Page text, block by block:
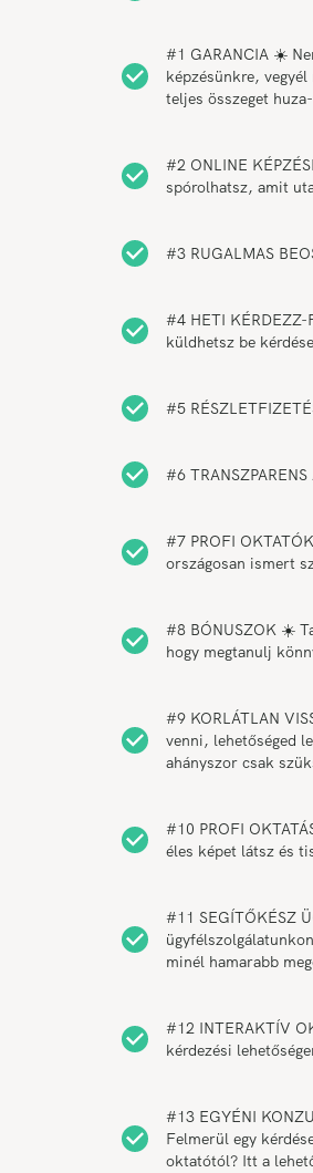
#1 GARANCIA ☀️
képzésünkre,
teljes összeget
#2 ONLINE
spórolhatsz, amit
#3 RUGALMAS
#4 HETI
küldhetsz be
#5
#6
#7 PROFI
országosan ismert
#8 BÓNUSZOK ☀️
hogy megtanulj
#9 KORLÁTLAN
venni, lehetőséged
ahányszor csak
#10 PROFI
éles képet látsz és
#11 SEGÍTŐKÉSZ
minél hamarabb
#12 INTERAKTÍV
kérdezési
#13 EGYÉNI
Felmerül egy
oktatótól? Itt a